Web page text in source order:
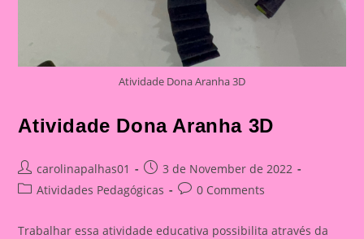
Atividade Dona Aranha 3D
Atividade Dona Aranha 3D
Post
author:
carolinapalhas01
Post
published:
3 de November de 2022
PostAtividades Pedagógicas
Post0 Comments
Trabalhar essa atividade educativa possibilita através da